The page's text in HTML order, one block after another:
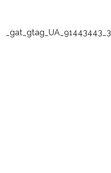
_gat_gtag_UA_91443443_3